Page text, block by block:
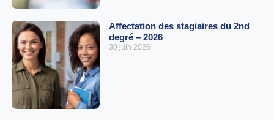
Affectation des stagiaires du 2nd
degré – 2026
30 juin 2026